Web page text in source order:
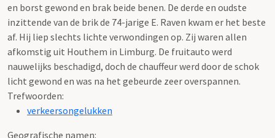
en borst gewond en brak beide benen. De derde en oudste
inzittende van de brik de 74-jarige E. Raven kwam er het beste
af. Hij liep slechts lichte verwondingen op. Zij waren allen
afkomstig uit Houthem in Limburg. De fruitauto werd
nauwelijks beschadigd, doch de chauffeur werd door de schok
licht gewond en was na het gebeurde zeer overspannen.
Trefwoorden:
verkeersongelukken
Geografische namen: